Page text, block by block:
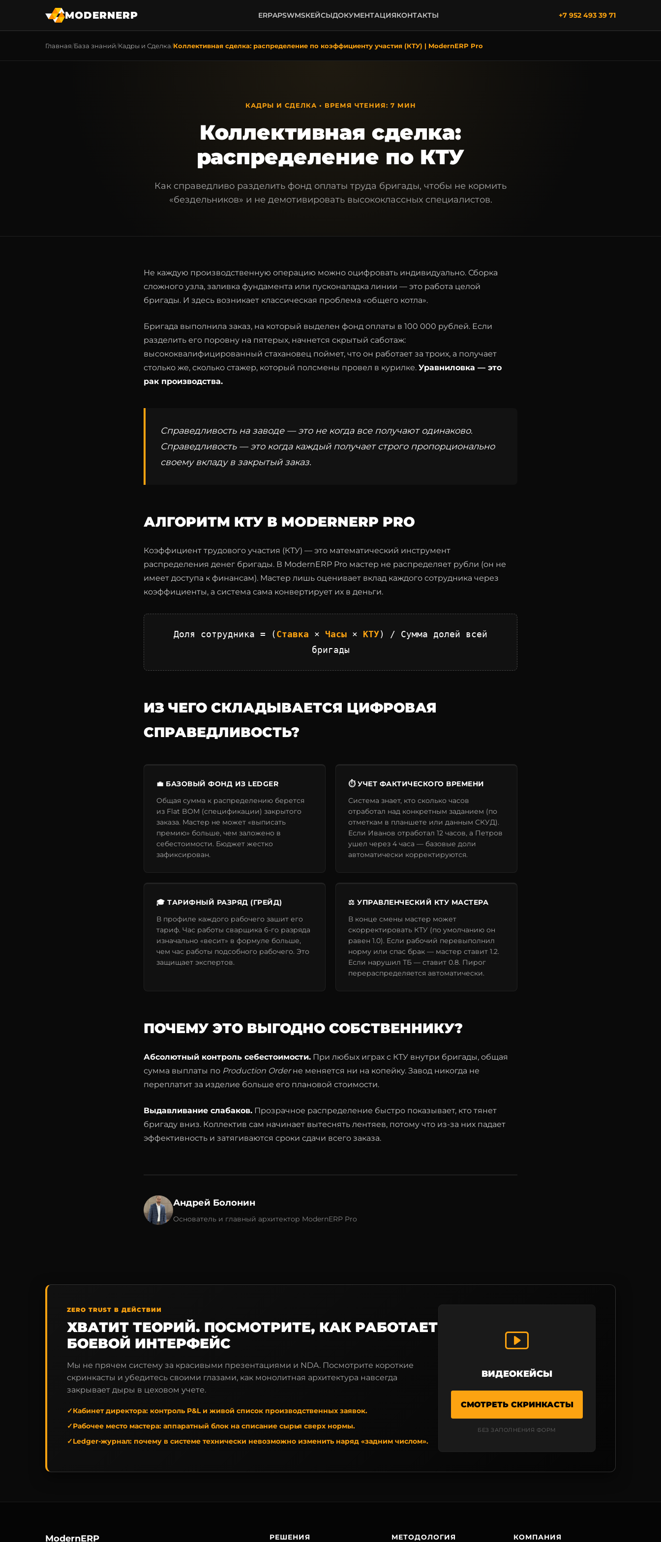
MODERNERP ERPAPSWMSКЕЙСЫДОКУМЕНТАЦИЯКОНТАКТЫ +7 952 493 39 71
Главная База знаний Кадры и Сделка Коллективная сделка: распределение по коэффициенту участия (КТУ) | ModernERP Pro
КАДРЫ И СДЕЛКА • ВРЕМЯ ЧТЕНИЯ: 7 МИН
Коллективная сделка:
распределение по КТУ
Как справедливо разделить фонд оплаты труда бригады, чтобы не кормить
«бездельников» и не демотивировать высококлассных специалистов.
Не каждую производственную операцию можно оцифровать индивидуально. Сборка
сложного узла, заливка фундамента или пусконаладка линии — это работа целой
бригады. И здесь возникает классическая проблема «общего котла».
Бригада выполнила заказ, на который выделен фонд оплаты в 100 000 рублей. Если
разделить его поровну на пятерых, начнется скрытый саботаж:
высококвалифицированный стахановец поймет, что он работает за троих, а получает
столько же, сколько стажер, который полсмены провел в курилке. Уравниловка — это
рак производства.
Справедливость на заводе — это не когда все получают одинаково.
Справедливость — это когда каждый получает строго пропорционально
своему вкладу в закрытый заказ.
АЛГОРИТМ КТУ В MODERNERP PRO
Коэффициент трудового участия (КТУ) — это математический инструмент
распределения денег бригады. В ModernERP Pro мастер не распределяет рубли (он не
имеет доступа к финансам). Мастер лишь оценивает вклад каждого сотрудника через
коэффициенты, а система сама конвертирует их в деньги.
Доля сотрудника = (Ставка × Часы × КТУ) / Сумма долей всей
бригады
ИЗ ЧЕГО СКЛАДЫВАЕТСЯ ЦИФРОВАЯ
СПРАВЕДЛИВОСТЬ?
💼 БАЗОВЫЙ ФОНД ИЗ LEDGER
Общая сумма к распределению берется
из Flat BOM (спецификации) закрытого
заказа. Мастер не может «выписать
премию» больше, чем заложено в
себестоимости. Бюджет жестко
зафиксирован.
⏱️ УЧЕТ ФАКТИЧЕСКОГО ВРЕМЕНИ
Система знает, кто сколько часов
отработал над конкретным заданием (по
отметкам в планшете или данным СКУД).
Если Иванов отработал 12 часов, а Петров
ушел через 4 часа — базовые доли
автоматически корректируются.
🎓 ТАРИФНЫЙ РАЗРЯД (ГРЕЙД)
В профиле каждого рабочего зашит его
тариф. Час работы сварщика 6-го разряда
изначально «весит» в формуле больше,
чем час работы подсобного рабочего. Это
защищает экспертов.
⚖️ УПРАВЛЕНЧЕСКИЙ КТУ МАСТЕРА
В конце смены мастер может
скорректировать КТУ (по умолчанию он
равен 1.0). Если рабочий перевыполнил
норму или спас брак — мастер ставит 1.2.
Если нарушил ТБ — ставит 0.8. Пирог
перераспределяется автоматически.
ПОЧЕМУ ЭТО ВЫГОДНО СОБСТВЕННИКУ?
Абсолютный контроль себестоимости. При любых играх с КТУ внутри бригады, общая
сумма выплаты по Production Orderне меняется ни на копейку. Завод никогда не
переплатит за изделие больше его плановой стоимости.
Выдавливание слабаков. Прозрачное распределение быстро показывает, кто тянет
бригаду вниз. Коллектив сам начинает вытеснять лентяев, потому что из-за них падает
эффективность и затягиваются сроки сдачи всего заказа.
Андрей Болонин
Основатель и главный архитектор ModernERP Pro
ZERO TRUST В ДЕЙСТВИИ
ХВАТИТ ТЕОРИЙ. ПОСМОТРИТЕ, КАК РАБОТАЕТ
БОЕВОЙ ИНТЕРФЕЙС
Мы не прячем систему за красивыми презентациями и NDA. Посмотрите короткие
скринкасты и убедитесь своими глазами, как монолитная архитектура навсегда
закрывает дыры в цеховом учете.
✓Кабинет директора: контроль P&L и живой список производственных заявок.
✓Рабочее место мастера: аппаратный блок на списание сырья сверх нормы.
✓Ledger-журнал: почему в системе технически невозможно изменить наряд «задним числом».
ВИДЕОКЕЙСЫ
СМОТРЕТЬ СКРИНКАСТЫ
БЕЗ ЗАПОЛНЕНИЯ ФОРМ
ModernERP РЕШЕНИЯ МЕТОДОЛОГИЯ КОМПАНИЯ